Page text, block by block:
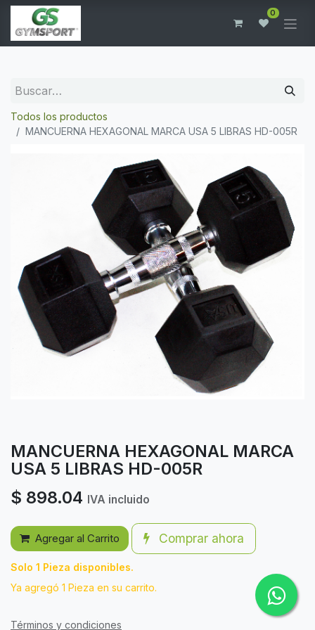
0
Todos los productos
MANCUERNA HEXAGONAL MARCA USA 5 LIBRAS HD-005R
MANCUERNA HEXAGONAL MARCA
USA 5 LIBRAS HD-005R
$ 898.04 IVA incluido
Agregar al Carrito Comprar ahora
Solo 1 Pieza disponibles.
Ya agregó 1 Pieza en su carrito.
Términos y condiciones